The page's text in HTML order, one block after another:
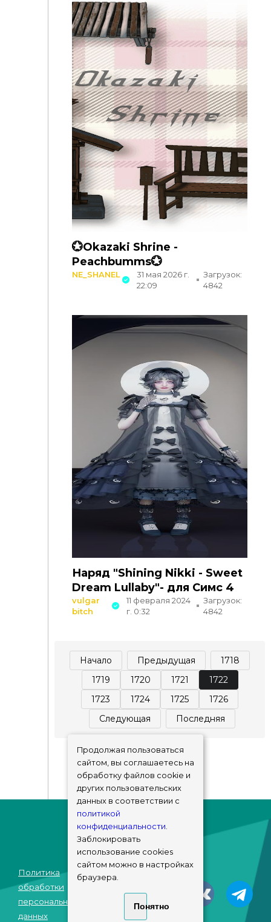
💮Okazaki Shrine -
Peachbumms💮
NE_SHANEL
31 мая 2026 г.
22:09
Загрузок:
4842
Наряд "Shining Nikki - Sweet
Dream Lullaby"- для Симс 4
vulgar
bitch
11 февраля 2024
г. 0:32
Загрузок:
4842
Начало Предыдущая
1718
1719
1720 1721
1722
1723
1724 1725
1726
Следующая
Последняя
Политика
обработки
персональных
данных
© sims-market
2018 - 2026
Продолжая пользоваться
сайтом, вы соглашаетесь на
обработку файлов cookie и
других пользовательских
данных в соответствии с
политикой
конфиденциальности.
Заблокировать
использование cookies
сайтом можно в настройках
браузера.
Понятно